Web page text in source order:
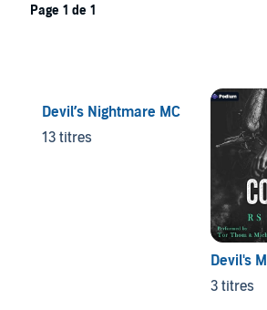
Page 1 de 1
Devil’s Nightmare MC
13 titres
Devil's
3 titres